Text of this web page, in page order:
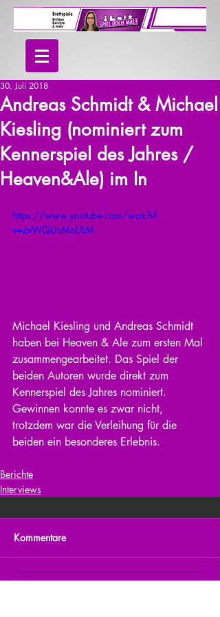
Andreas Schmidt & Michael
Kiesling (nominiert zum
Kennerspiel des Jahres /
Heaven&Ale) im In
30. Juli 2018
https://www.youtube.com/watch?
v=zvWQUsMeULM
Michael Kiesling und Andreas Schmidt
haben bei Heaven & Ale zum ersten Mal
zusammengearbeitet. Das Spiel der
beiden Autoren wurde direkt zum
Kennerspiel des Jahres nominiert.
Gewinnen konnte es zwar nicht,
trotzdem war die Verleihung für die
beiden ein besonderes Erlebnis.
Berichte
Interviews
Kommentare